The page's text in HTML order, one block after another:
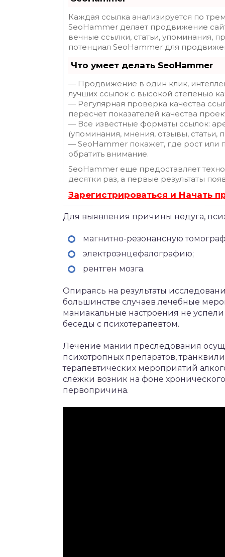
Каждая ссылка анализируется по
SeoHammer делает продвижение
вечные ссылки, статьи, упоминания,
потенциал SeoHammer для
Что умеет делать SeoHammer
— Продвижение в один клик,
лучших ссылок с высокой степенью
— Регулярная проверка качества
пересчет показателей качества
— Все известные форматы ссылок:
(упоминания, мнения, отзывы, статьи,
— SeoHammer покажет, где рост или
обратить внимание.
SeoHammer еще предоставляет
десятки раз, а первые результаты
Зарегистрироваться и Начать
Для выявления причины недуга,
магнитно-резонансную
электроэнцефалографию;
рентген мозга.
Опираясь на результаты
большинстве случаев лечебные
маниакальные настроения не
беседы с психотерапевтом.
Лечение мании преследования
психотропных препаратов,
терапевтических мероприятий
слежки возник на фоне
первопричина.